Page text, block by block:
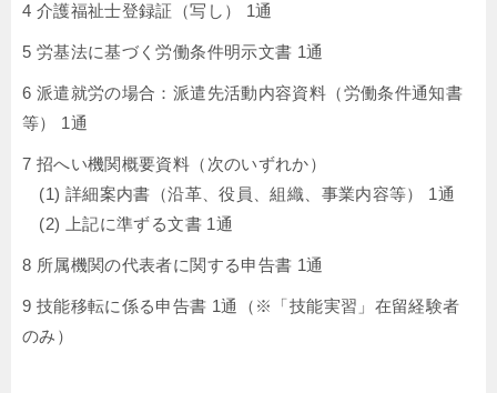
4 介護福祉士登録証（写し） 1通
5 労基法に基づく労働条件明示文書 1通
6 派遣就労の場合：派遣先活動内容資料（労働条件通知書
等） 1通
7 招へい機関概要資料（次のいずれか）
(1) 詳細案内書（沿革、役員、組織、事業内容等） 1通
(2) 上記に準ずる文書 1通
8 所属機関の代表者に関する申告書 1通
9 技能移転に係る申告書 1通（※「技能実習」在留経験者
のみ）